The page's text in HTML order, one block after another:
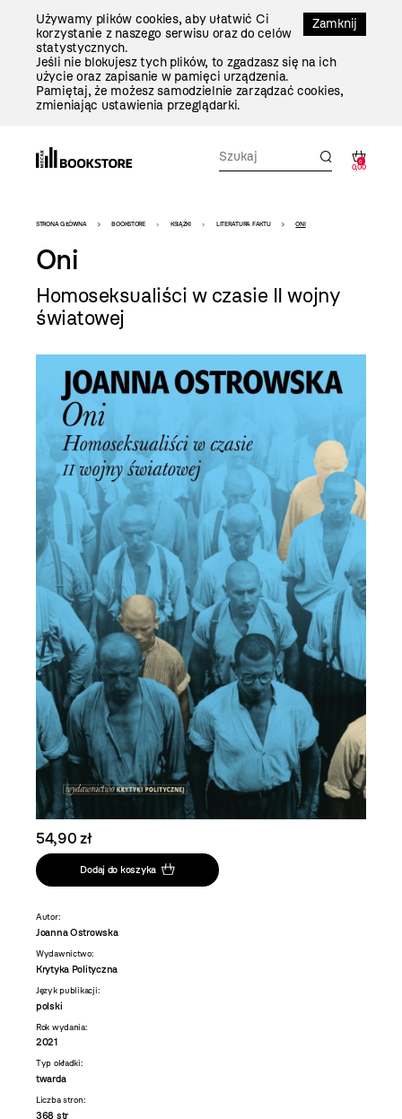
Zamknij
Używamy plików cookies, aby ułatwić Ci
korzystanie z naszego serwisu oraz do celów
statystycznych.
Jeśli nie blokujesz tych plików, to zgadzasz się na ich
użycie oraz zapisanie w pamięci urządzenia.
Pamiętaj, że możesz samodzielnie zarządzać cookies,
zmieniając ustawienia przeglądarki.
0
0,00
Bookstore
-
szablon
szczegóły
STRONA GŁÓWNA BOOKSTORE KSIĄŻKI LITERATURA FAKTU ONI
Oni
Homoseksualiści w czasie II wojny
światowej
54,90 zł
Dodaj do koszyka
Autor:
Joanna Ostrowska
Wydawnictwo:
Krytyka Polityczna
Język publikacji:
polski
Rok wydania:
2021
Typ okładki:
twarda
Liczba stron:
368 str